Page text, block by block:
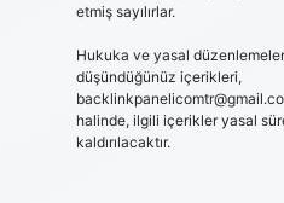
etmiş sayılırlar.
Hukuka ve yasal
düşündüğünüz içerikleri,
halinde, ilgili içerikler yasal
kaldırılacaktır.